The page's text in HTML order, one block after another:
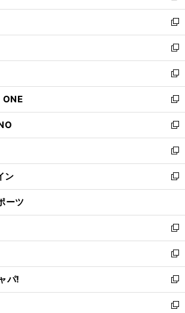
開
く
ウ
で
開
く
ン
ド
ウ
で
開
く
ウ
ィ
ン
ド
ウ
で
開
く
し
い
ウ
ィ
ン
ド
ウ
で
開
く
新
し
い
ウ
ィ
ン
ド
ウ
で
開
く
新
し
い
ウ
ィ
ン
ド
ウ
で
開
く
新
し
い
ウ
ィ
ン
ド
ウ
で
開
ONE
新
し
い
ウ
ィ
ン
ド
ウ
開
く
新
し
い
ウ
ィ
ン
ウ
で
開
く
新
し
い
ウ
ン
ド
ウ
で
開
く
ン
新
し
ウ
ィ
ン
ド
ウ
で
開
く
ーツ
新
し
い
ウ
ィ
ン
ド
新
し
い
ウ
ィ
パ!
新
し
い
新